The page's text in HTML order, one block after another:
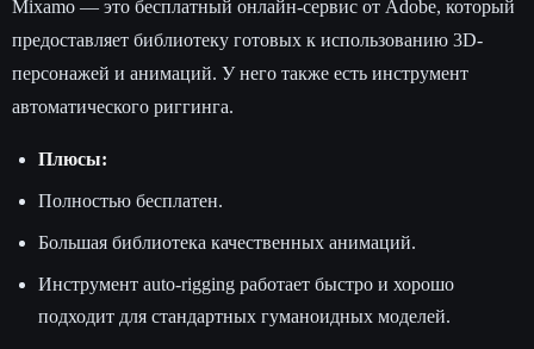
Mixamo — это бесплатный онлайн-сервис от Adobe, который
предоставляет библиотеку готовых к использованию 3D-
персонажей и анимаций. У него также есть инструмент
автоматического риггинга.
Плюсы:
Полностью бесплатен.
Большая библиотека качественных анимаций.
Инструмент auto-rigging работает быстро и хорошо
подходит для стандартных гуманоидных моделей.